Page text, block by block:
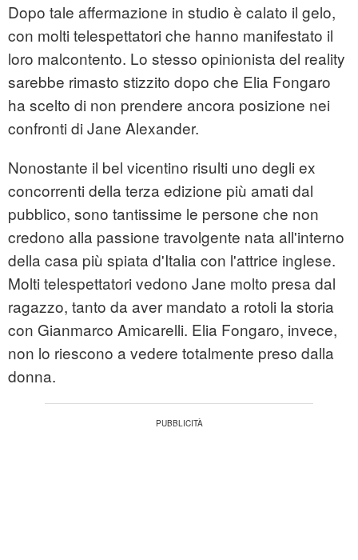
Dopo tale affermazione in studio è calato il gelo,
con molti telespettatori che hanno manifestato il
loro malcontento. Lo stesso opinionista del reality
sarebbe rimasto stizzito dopo che Elia Fongaro
ha scelto di non prendere ancora posizione nei
confronti di Jane Alexander.
Nonostante il bel vicentino risulti uno degli ex
concorrenti della terza edizione più amati dal
pubblico, sono tantissime le persone che non
credono alla passione travolgente nata all'interno
della casa più spiata d'Italia con l'attrice inglese.
Molti telespettatori vedono Jane molto presa dal
ragazzo, tanto da aver mandato a rotoli la storia
con Gianmarco Amicarelli. Elia Fongaro, invece,
non lo riescono a vedere totalmente preso dalla
donna.